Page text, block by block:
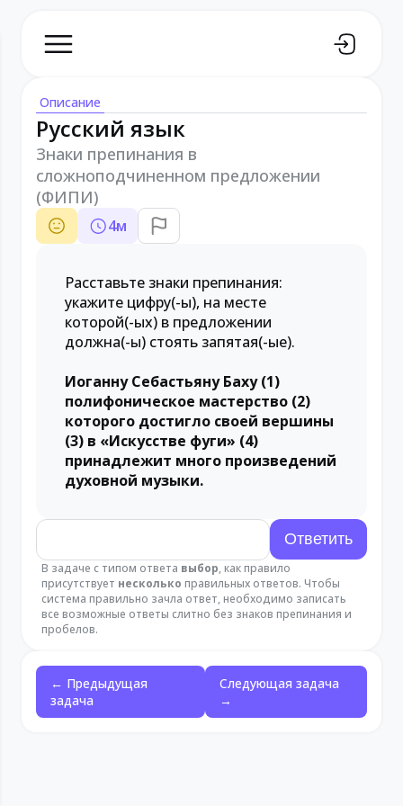
Описание
Русский язык
Знаки препинания в
сложноподчиненном предложении
(ФИПИ)
4м
Расставьте знаки препинания:
укажите цифру(-ы), на месте
которой(-ых) в предложении
должна(-ы) стоять запятая(-ые).
Иоганну Себастьяну Баху (1)
полифоническое мастерство (2)
которого достигло своей вершины
(3) в «Искусстве фуги» (4)
принадлежит много произведений
духовной музыки.
В задаче с типом ответа выбор, как правило
присутствует несколько правильных ответов. Чтобы
система правильно зачла ответ, необходимо записать
все возможные ответы слитно без знаков препинания и
пробелов.
← Предыдущая
задача
Следующая задача
→